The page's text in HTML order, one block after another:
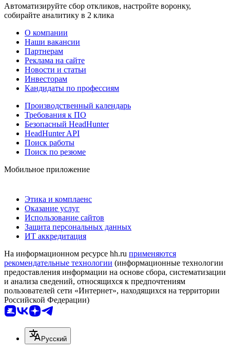
Автоматизируйте сбор откликов, настройте воронку,
собирайте аналитику в 2 клика
О компании
Наши вакансии
Партнерам
Реклама на сайте
Новости и статьи
Инвесторам
Кандидаты по профессиям
Производственный календарь
Требования к ПО
Безопасный HeadHunter
HeadHunter API
Поиск работы
Поиск по резюме
Мобильное приложение
Этика и комплаенс
Оказание услуг
Использование сайтов
Защита персональных данных
ИТ аккредитация
На информационном ресурсе hh.ru применяются
рекомендательные технологии (информационные технологии
предоставления информации на основе сбора, систематизации
и анализа сведений, относящихся к предпочтениям
пользователей сети «Интернет», находящихся на территории
Российской Федерации)
Русский